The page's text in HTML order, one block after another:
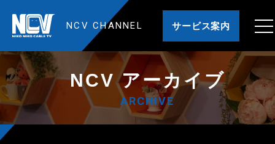
NCV CHANNEL サービス案内
NCV アーカイブ
ARCHIVE